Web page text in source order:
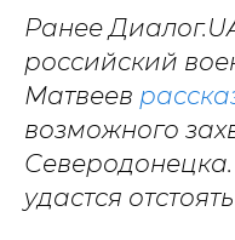
Ранее
российский
Матвеев
возможного
удастся